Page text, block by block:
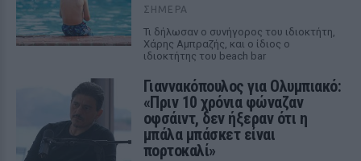
ΣΉΜΕΡΑ
Τι δήλωσαν ο συνήγορος του ιδιοκτήτη,
Χάρης Αμπραζής, και ο ίδιος ο
ιδιοκτήτης του beach bar
Γιαννακόπουλος για Ολυμπιακό:
«Πριν 10 χρόνια φώναζαν
οφσάιντ, δεν ήξεραν ότι η
μπάλα μπάσκετ είναι
πορτοκαλί»